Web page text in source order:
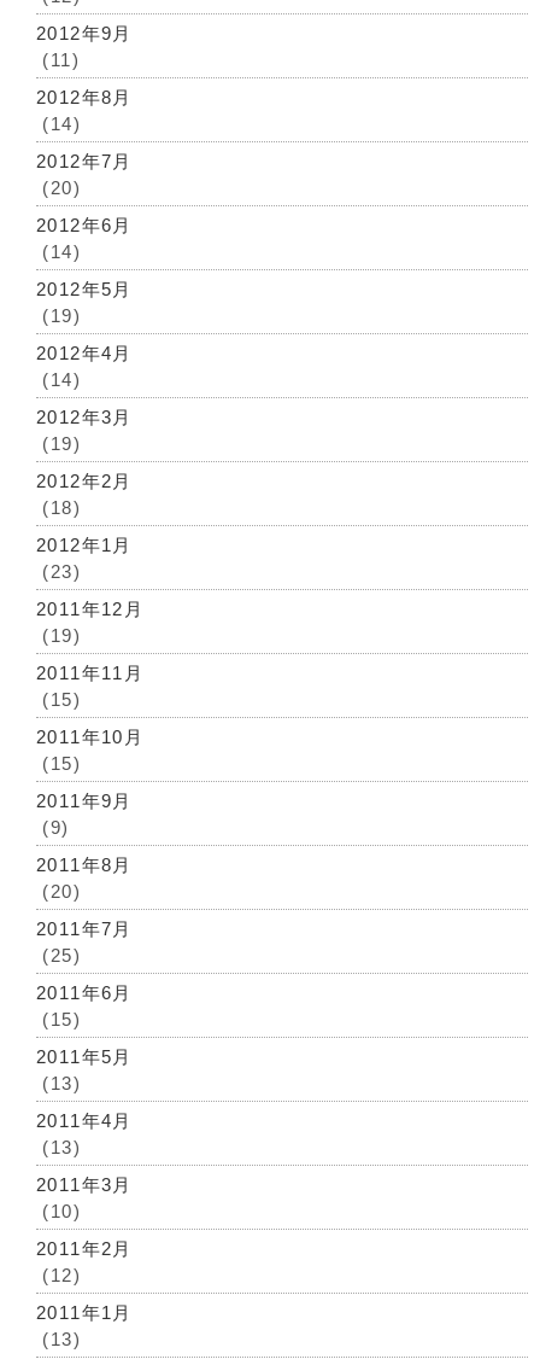
2012年9月
(11)
2012年8月
(14)
2012年7月
(20)
2012年6月
(14)
2012年5月
(19)
2012年4月
(14)
2012年3月
(19)
2012年2月
(18)
2012年1月
(23)
2011年12月
(19)
2011年11月
(15)
2011年10月
(15)
2011年9月
(9)
2011年8月
(20)
2011年7月
(25)
2011年6月
(15)
2011年5月
(13)
2011年4月
(13)
2011年3月
(10)
2011年2月
(12)
2011年1月
(13)